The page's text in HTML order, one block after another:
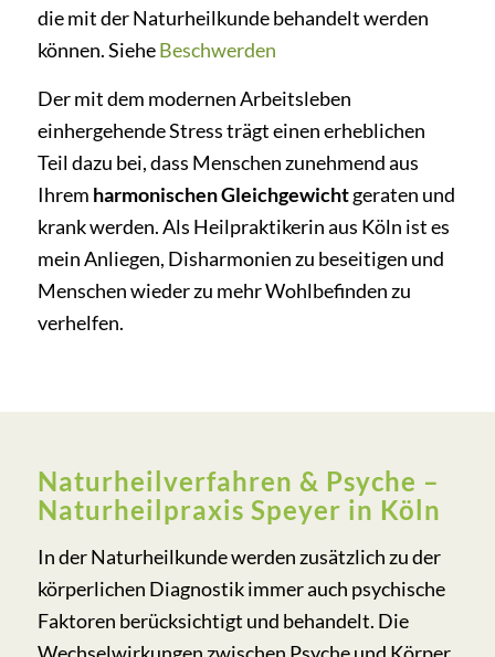
die mit der Naturheilkunde behandelt werden
können. SieheBeschwerden
Der mit dem modernen Arbeitsleben
einhergehende Stress trägt einen erheblichen
Teil dazu bei, dass Menschen zunehmend aus
Ihrem harmonischen Gleichgewichtgeraten und
krank werden. Als Heilpraktikerin aus Köln ist es
mein Anliegen, Disharmonien zu beseitigen und
Menschen wieder zu mehr Wohlbefinden zu
verhelfen.
Naturheilverfahren & Psyche –
Naturheilpraxis Speyer in Köln
In der Naturheilkunde werden zusätzlich zu der
körperlichen Diagnostik immer auch psychische
Faktoren berücksichtigt und behandelt. Die